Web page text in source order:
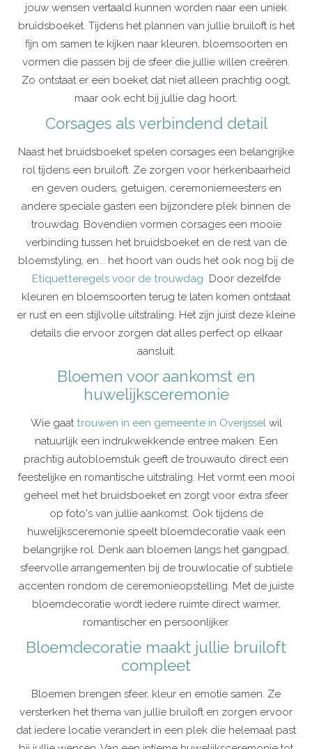
jouw wensen vertaald kunnen worden naar een uniek
bruidsboeket. Tijdens het plannen van jullie bruiloft is het
fijn om samen te kijken naar kleuren, bloemsoorten en
vormen die passen bij de sfeer die jullie willen creëren.
Zo ontstaat er een boeket dat niet alleen prachtig oogt,
maar ook echt bij jullie dag hoort.
Corsages als verbindend detail
Naast het bruidsboeket spelen corsages een belangrijke
rol tijdens een bruiloft. Ze zorgen voor herkenbaarheid
en geven ouders, getuigen, ceremoniemeesters en
andere speciale gasten een bijzondere plek binnen de
trouwdag. Bovendien vormen corsages een mooie
verbinding tussen het bruidsboeket en de rest van de
bloemstyling, en... het hoort van ouds het ook nog bij de
Etiquetteregels voor de trouwdag Door dezelfde
kleuren en bloemsoorten terug te laten komen ontstaat
er rust en een stijlvolle uitstraling. Het zijn juist deze kleine
details die ervoor zorgen dat alles perfect op elkaar
aansluit.
Bloemen voor aankomst en
huwelijksceremonie
Wie gaattrouwen in een gemeente in Overijsselwil
natuurlijk een indrukwekkende entree maken. Een
prachtig autobloemstuk geeft de trouwauto direct een
feestelijke en romantische uitstraling. Het vormt een mooi
geheel met het bruidsboeket en zorgt voor extra sfeer
op foto's van jullie aankomst. Ook tijdens de
huwelijksceremonie speelt bloemdecoratie vaak een
belangrijke rol. Denk aan bloemen langs het gangpad,
sfeervolle arrangementen bij de trouwlocatie of subtiele
accenten rondom de ceremonieopstelling. Met de juiste
bloemdecoratie wordt iedere ruimte direct warmer,
romantischer en persoonlijker.
Bloemdecoratie maakt jullie bruiloft
compleet
Bloemen brengen sfeer, kleur en emotie samen. Ze
versterken het thema van jullie bruiloft en zorgen ervoor
dat iedere locatie verandert in een plek die helemaal past